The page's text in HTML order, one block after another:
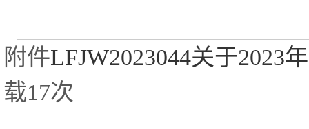
附件LFJW2023044关于2023
载17次